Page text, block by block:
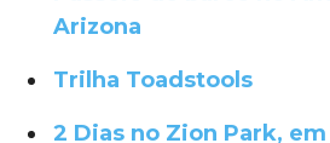
Arizona
Trilha Toadstools
2 Dias no Zion Park, em